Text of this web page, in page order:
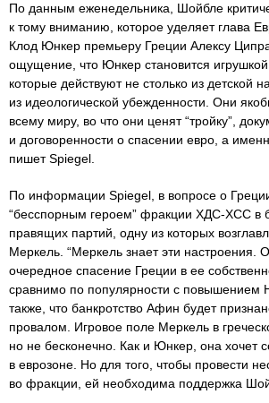
По данным еженедельника, Шойбле
к тому вниманию, которое уделяет глава
Клод Юнкер премьеру Греции Алексу
ощущение, что Юнкер становится игрушкой
которые действуют не столько из детской
из идеологической убежденности. Они
всему миру, во что они ценят “тройку”,
и договоренности о спасении евро, а
пишет Spiegel.
По информации Spiegel, в вопросе о
“бесспорным героем” фракции ХДС-ХСС в
правящих партий, одну из которых
Меркель. “Меркель знает эти настроения.
очередное спасение Греции в ее
сравнимо по популярности с повышением
также, что банкротство Афин будет
провалом. Игровое поле Меркель в
но не бесконечно. Как и Юнкер, она хочет
в еврозоне. Но для того, чтобы провести
во фракции, ей необходима поддержка